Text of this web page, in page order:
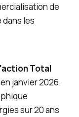
de
dans les
Total
janvier 2026.
sur 20 ans